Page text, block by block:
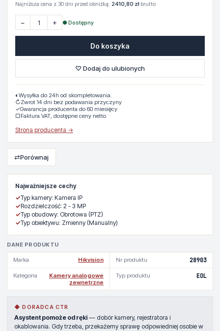
Najważniejsze cechy
✓Typ kamery: Kamera IP
✓Rozdzielczość: 2 - 3 MP
✓Typ obudowy: Obrotowa (PTZ)
✓Typ obiektywu: Zmienny (Manualny)
DANE PRODUKTU
Marka Hikvision Nr produktu 28903
Kategoria
Kamery analogowe
zewnetrzne
Typ produktu EOL
◆ DORADCA CTR
Asystent pomoże od ręki — dobór kamery, rejestratora i
okablowania. Gdy trzeba, przekażemy sprawę odpowiedniej osobie w
Najniższa cena z 30 dni przed obniżką: 2410,80 złbrutto
− + ● Dostępny
Do koszyka
♡ Dodaj do ulubionych
◐ Wysyłka do 24h od skompletowania.
↻Zwrot 14 dni bez podawania przyczyny
✓Gwarancja producenta do 60 miesięcy
▢Faktura VAT, dostępne ceny netto
Strona producenta →
⇄Porównaj